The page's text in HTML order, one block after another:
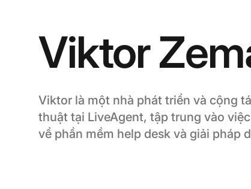
Viktor
Viktor là một nhà phát triển và cộng
thuật tại LiveAgent, tập trung vào
về phần mềm help desk và giải pháp